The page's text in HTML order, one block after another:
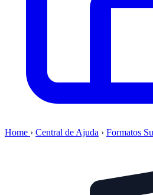
Home › Central de Ajuda › Formatos